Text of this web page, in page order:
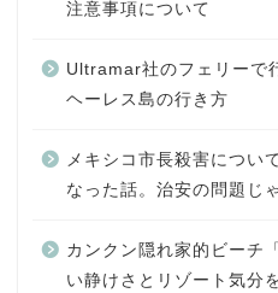
注意事項について
Ultramar社のフェリーで
ヘーレス島の行き方
メキシコ市長殺害につい
なった話。治安の問題じ
カンクン隠れ家的ビーチ
い静けさとリゾート気分